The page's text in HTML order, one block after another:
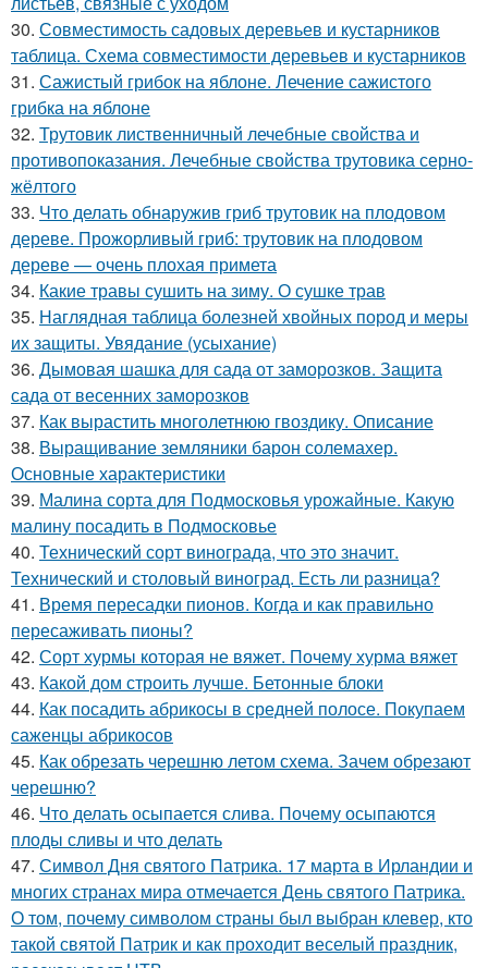
30. Совместимость садовых деревьев и кустарников
таблица. Схема совместимости деревьев и кустарников
31. Сажистый грибок на яблоне. Лечение сажистого
грибка на яблоне
32. Трутовик лиственничный лечебные свойства и
противопоказания. Лечебные свойства трутовика серно-
жёлтого
33. Что делать обнаружив гриб трутовик на плодовом
дереве. Прожорливый гриб: трутовик на плодовом
дереве — очень плохая примета
34. Какие травы сушить на зиму. О сушке трав
35. Наглядная таблица болезней хвойных пород и меры
их защиты. Увядание (усыхание)
36. Дымовая шашка для сада от заморозков. Защита
сада от весенних заморозков
37. Как вырастить многолетнюю гвоздику. Описание
38. Выращивание земляники барон солемахер.
Основные характеристики
39. Малина сорта для Подмосковья урожайные. Какую
малину посадить в Подмосковье
40. Технический сорт винограда, что это значит.
Технический и столовый виноград. Есть ли разница?
41. Время пересадки пионов. Когда и как правильно
пересаживать пионы?
42. Сорт хурмы которая не вяжет. Почему хурма вяжет
43. Какой дом строить лучше. Бетонные блоки
44. Как посадить абрикосы в средней полосе. Покупаем
саженцы абрикосов
45. Как обрезать черешню летом схема. Зачем обрезают
черешню?
46. Что делать осыпается слива. Почему осыпаются
плоды сливы и что делать
47. Символ Дня святого Патрика. 17 марта в Ирландии и
многих странах мира отмечается День святого Патрика.
О том, почему символом страны был выбран клевер, кто
такой святой Патрик и как проходит веселый праздник,